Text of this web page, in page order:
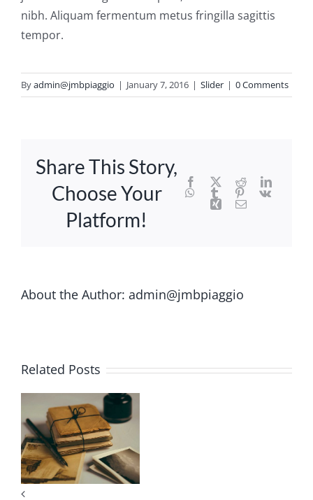
nibh. Aliquam fermentum metus fringilla sagittis
tempor.
Byadmin@jmbpiaggio | January 7, 2016 | Slider | 0 Comments
Share This Story,
Choose Your
Platform!
Facebook
X RedditLinkedIn
WhatsApp
Tumblr Pinterest
Vk
Xing Email
About the Author: admin@jmbpiaggio
Related Posts